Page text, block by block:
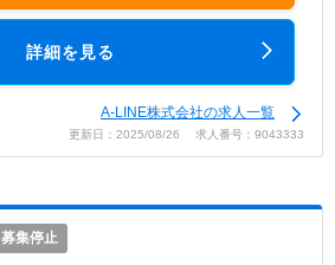
詳細を見る
A-LINE株式会社の求人一覧
更新日：2025/08/26 求人番号：9043333
募集停止